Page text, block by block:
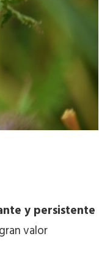
y persistente
valor